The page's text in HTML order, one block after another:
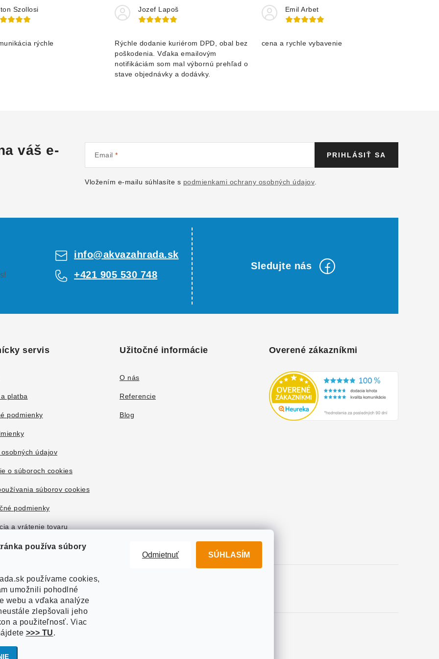
používa súbory
používame cookies,
umožnili pohodlné
webu a vďaka analýze
zlepšovali jeho
a použiteľnosť. Viac
>>> TU.
Odmietnuť SÚHLASÍM
Szollosi
rýchle
Jozef Lapoš
Rýchle dodanie kuriérom DPD, obal bez
poškodenia. Vďaka emailovým
notifikáciám som mal výbornú prehľad o
stave objednávky a dodávky.
Emil Arbet
cena a rychle vybavenie
váš e-
Email
Vložením e-mailu súhlasíte s podmienkami ochrany osobných údajov
PRIHLÁSIŤ SA
info@akvazahrada.sk
+421 905 530 748
servis
platba
podmienky
údajov
o súboroch cookies
súborov cookies
podmienky
a vrátenie tovaru
Užitočné informácie
O nás
Referencie
Blog
Overené zákazníkmi
2026Akvazahrada.sk